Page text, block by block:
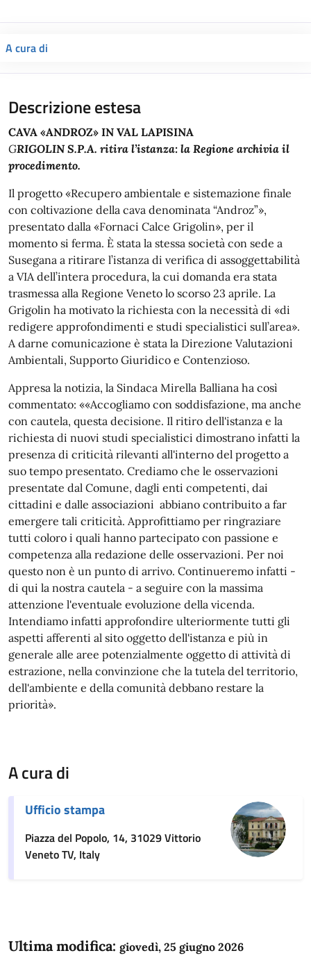
A cura di
Descrizione estesa
CAVA «ANDROZ» IN VAL LAPISINA
GRIGOLIN S.P.A. ritira l’istanza: la Regione archivia il
procedimento.
Il progetto «Recupero ambientale e sistemazione finale
con coltivazione della cava denominata “Androz”»,
presentato dalla «Fornaci Calce Grigolin», per il
momento si ferma. È stata la stessa società con sede a
Susegana a ritirare l’istanza di verifica di assoggettabilità
a VIA dell’intera procedura, la cui domanda era stata
trasmessa alla Regione Veneto lo scorso 23 aprile. La
Grigolin ha motivato la richiesta con la necessità di «di
redigere approfondimenti e studi specialistici sull’area».
A darne comunicazione è stata la Direzione Valutazioni
Ambientali, Supporto Giuridico e Contenzioso.
Appresa la notizia, la Sindaca Mirella Balliana ha così
commentato: ««Accogliamo con soddisfazione, ma anche
con cautela, questa decisione. Il ritiro dell'istanza e la
richiesta di nuovi studi specialistici dimostrano infatti la
presenza di criticità rilevanti all'interno del progetto a
suo tempo presentato. Crediamo che le osservazioni
presentate dal Comune, dagli enti competenti, dai
cittadini e dalle associazioni abbiano contribuito a far
emergere tali criticità. Approfittiamo per ringraziare
tutti coloro i quali hanno partecipato con passione e
competenza alla redazione delle osservazioni. Per noi
questo non è un punto di arrivo. Continueremo infatti -
di qui la nostra cautela - a seguire con la massima
attenzione l'eventuale evoluzione della vicenda.
Intendiamo infatti approfondire ulteriormente tutti gli
aspetti afferenti al sito oggetto dell'istanza e più in
generale alle aree potenzialmente oggetto di attività di
estrazione, nella convinzione che la tutela del territorio,
dell'ambiente e della comunità debbano restare la
priorità».
A cura di
Ufficio stampa
Piazza del Popolo, 14, 31029 Vittorio
Veneto TV, Italy
Ultima modifica: giovedì, 25 giugno 2026